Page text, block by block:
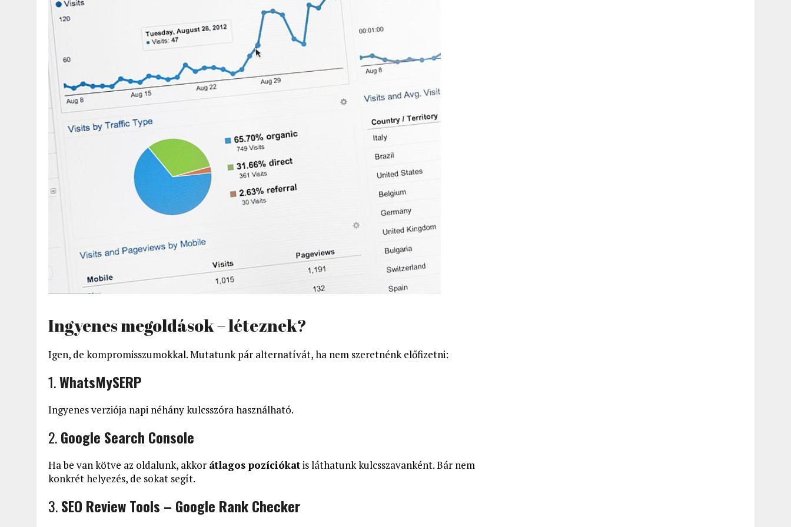
Ingyenes megoldások – léteznek?
Igen, de kompromisszumokkal. Mutatunk pár alternatívát, ha nem szeretnénk előfizetni:
1.WhatsMySERP
Ingyenes verziója napi néhány kulcsszóra használható.
2.Google Search Console
Ha be van kötve az oldalunk, akkor átlagos pozíciókatis láthatunk kulcsszavanként. Bár nem
konkrét helyezés, de sokat segít.
3.SEO Review Tools – Google Rank Checker